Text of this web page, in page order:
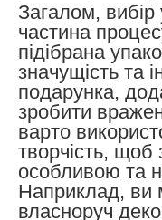
Загалом,
частина
підібрана
значущість та
подарунка,
зробити
варто
творчість, щоб
особливою та
Наприклад, ви
власноруч